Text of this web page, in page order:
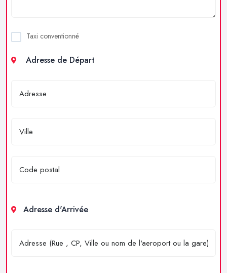
Taxi conventionné
Adresse de Départ
Adresse d'Arrivée